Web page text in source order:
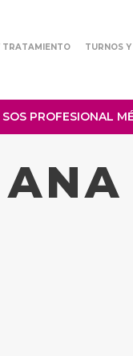
TRATAMIENTO TURNOS
SOS PROFESIONAL